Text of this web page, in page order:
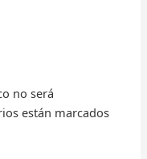
no será
están marcados